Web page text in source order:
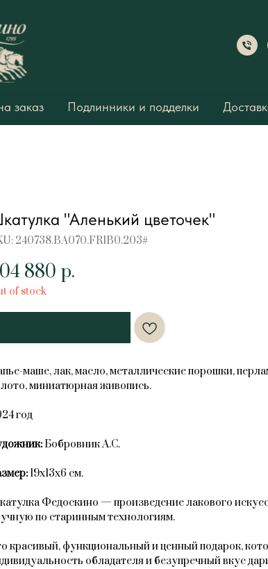
заказ Подлинники и подделки
"Аленький цветочек"
240738.BA070.FR1B0.203#
880 р.
of stock
маше, лак, масло, металлические порошки,
миниатюрная живопись.
год
Бобровник А.С.
19х13х6 см.
Федоскино — произведение лакового
по старинным технологиям.
красивый, функциональный и ценный подарок,
обладателя и безупречный вкус